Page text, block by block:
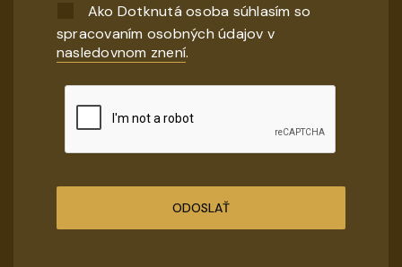
Ako Dotknutá osoba súhlasím so
spracovaním osobných údajov v
nasledovnom znení.
ODOSLAŤ